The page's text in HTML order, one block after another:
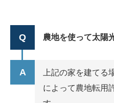
農地を使って太陽
上記の家を建てる
によって農地転用